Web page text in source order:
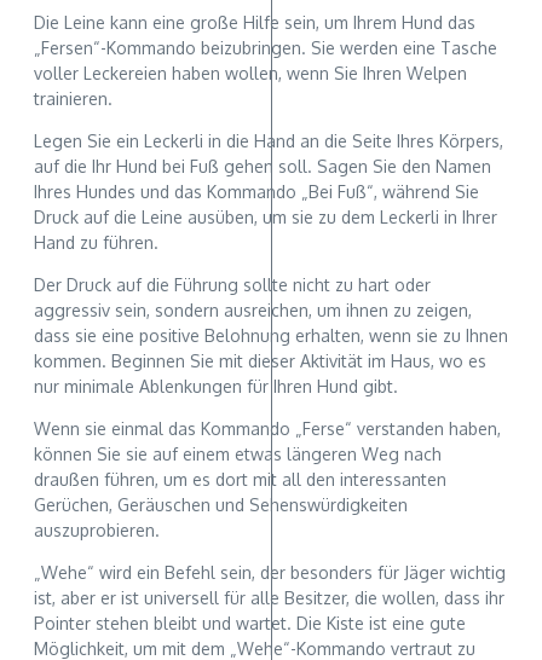
Die Leine kann eine große Hilfe sein, um Ihrem Hund das
„Fersen“-Kommando beizubringen. Sie werden eine Tasche
voller Leckereien haben wollen, wenn Sie Ihren Welpen
trainieren.
Legen Sie ein Leckerli in die Hand an die Seite Ihres Körpers,
auf die Ihr Hund bei Fuß gehen soll. Sagen Sie den Namen
Ihres Hundes und das Kommando „Bei Fuß“, während Sie
Druck auf die Leine ausüben, um sie zu dem Leckerli in Ihrer
Hand zu führen.
Der Druck auf die Führung sollte nicht zu hart oder
aggressiv sein, sondern ausreichen, um ihnen zu zeigen,
dass sie eine positive Belohnung erhalten, wenn sie zu Ihnen
kommen. Beginnen Sie mit dieser Aktivität im Haus, wo es
nur minimale Ablenkungen für Ihren Hund gibt.
Wenn sie einmal das Kommando „Ferse“ verstanden haben,
können Sie sie auf einem etwas längeren Weg nach
draußen führen, um es dort mit all den interessanten
Gerüchen, Geräuschen und Sehenswürdigkeiten
auszuprobieren.
„Wehe“ wird ein Befehl sein, der besonders für Jäger wichtig
ist, aber er ist universell für alle Besitzer, die wollen, dass ihr
Pointer stehen bleibt und wartet. Die Kiste ist eine gute
Möglichkeit, um mit dem „Wehe“-Kommando vertraut zu